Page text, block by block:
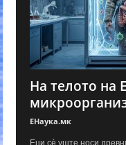
На телото на
ЕНаука.мк
Еци сè уште носи